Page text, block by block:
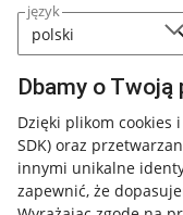
język
Dbamy o
Dzięki plikom cookies
SDK) oraz
innymi unikalne
zapewnić, że